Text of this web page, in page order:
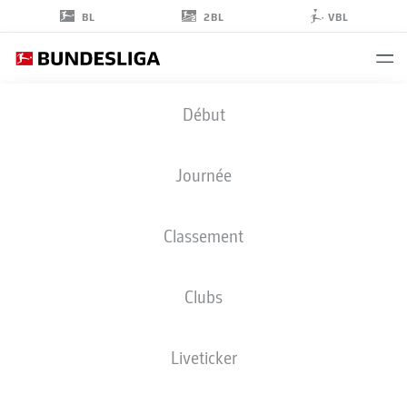
BL 2BL VBL
Début
Journée
Classement
Clubs
Liveticker